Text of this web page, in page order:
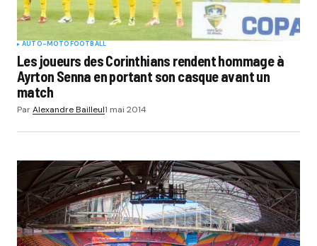
AUTO-MOTOFOOTBALL
Les joueurs des Corinthians rendent hommage à
Ayrton Senna en portant son casque avant un
match
ParAlexandre Bailleul1 mai 2014